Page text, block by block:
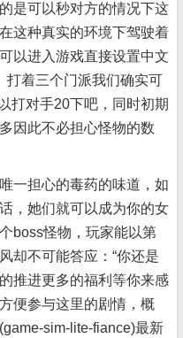
是可以秒对方的情况下这
这种真实的环境下驾驶着
以进入游戏直接设置中文
打着三个门派我们确实可
打对手20下吧，同时初期
因此不必担心怪物的数
担心的毒药的味道，如
，她们就可以成为你的女
boss怪物，玩家能以第
却不可能答应：“你还是
推进更多的福利等你来感
便参与这里的剧情，概
sim-lite-fiance)最新